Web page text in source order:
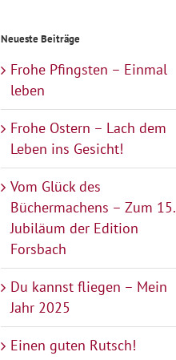
Neueste Beiträge
Frohe Pfingsten – Einmal
leben
Frohe Ostern – Lach dem
Leben ins Gesicht!
Vom Glück des
Büchermachens – Zum 15.
Jubiläum der Edition
Forsbach
Du kannst fliegen – Mein
Jahr 2025
Einen guten Rutsch!